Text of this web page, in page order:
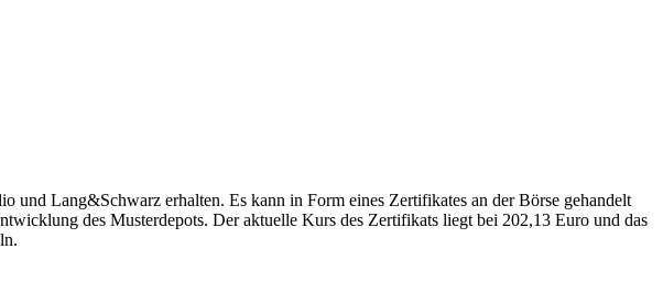
und Lang&Schwarz erhalten. Es kann in Form eines Zertifikates an der Börse gehandelt
des Musterdepots. Der aktuelle Kurs des Zertifikats liegt bei 202,13 Euro und das